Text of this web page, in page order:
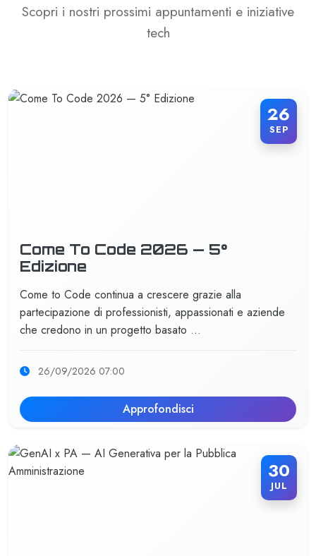
Scopri i nostri prossimi appuntamenti e iniziative
tech
26
SEP
Come To Code 2026 — 5°
Edizione
Come to Code continua a crescere grazie alla
partecipazione di professionisti, appassionati e aziende
che credono in un progetto basato …
26/09/2026 07:00
Approfondisci
30
JUL